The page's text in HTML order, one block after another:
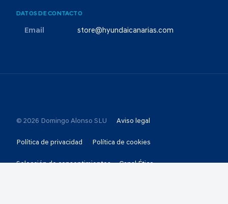
DATOS DE CONTACTO
Email store@hyundaicanarias.com
© 2026 Domingo Alonso SLU Aviso legal
Política de privacidad Política de cookies
Selección de consentimientos Canal Ético